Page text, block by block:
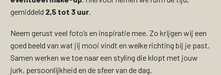
gemiddeld 2,5 tot 3 uur.
Neem gerust veel foto’s en inspiratie mee. Zo krijgen wij een
goed beeld van wat jij mooi vindt en welke richting bij je past.
Samen werken we toe naar een styling die klopt met jouw
jurk, persoonlijkheid en de sfeer van de dag.